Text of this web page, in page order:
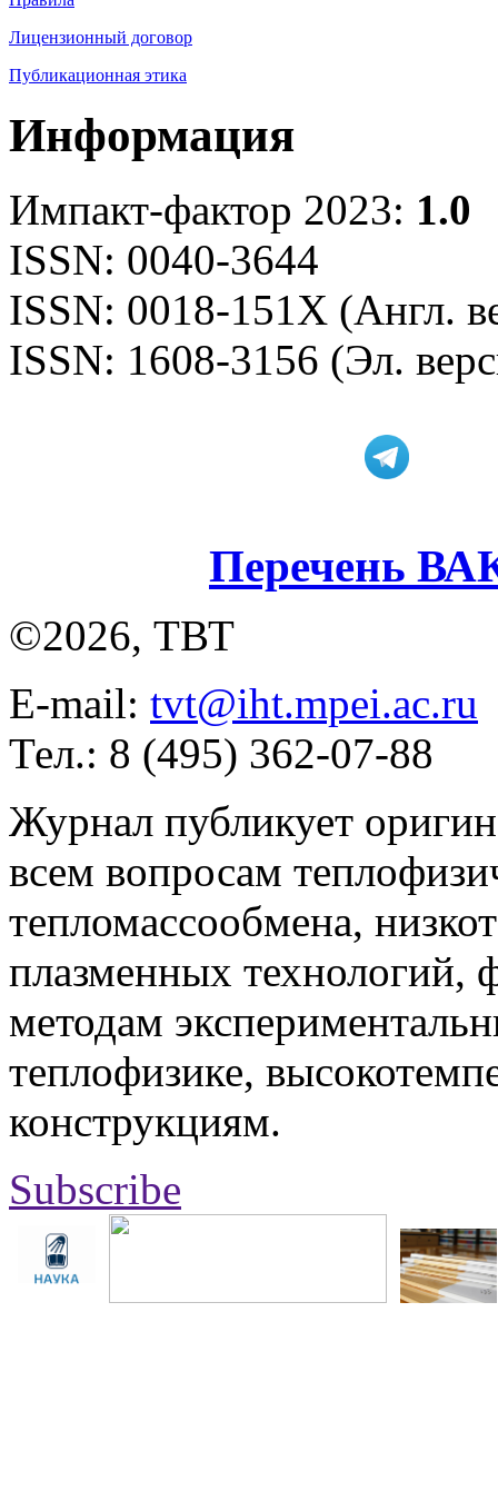
Лицензионный договор
Публикационная этика
Информация
Импакт-фактор 2023: 1.0
ISSN: 0040-3644
ISSN: 0018-151X (Англ.
ISSN: 1608-3156 (Эл.
Перечень
©2026, ТВТ
E-mail: tvt@iht.mpei.ac.ru
Тел.: 8 (495) 362-07-88
Журнал публикует
всем вопросам
тепломассообмена,
плазменных технологий,
методам
теплофизике,
конструкциям.
Subscribe